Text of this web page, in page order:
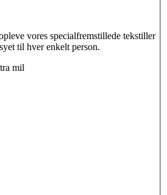
vores specialfremstillede tekstiller
til hver enkelt person.
mil